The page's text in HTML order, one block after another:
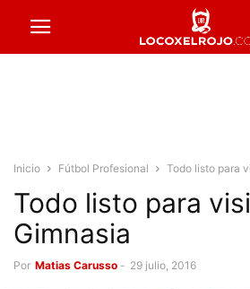
Inicio Fútbol Profesional Todo listo para
Todo listo para
Gimnasia
Por Matias Carusso - 29 julio, 2016